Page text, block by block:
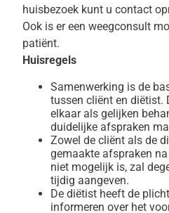
huisbezoek kunt u contact
Ook is er een weegconsult
patiënt.
Huisregels
Samenwerking is de
tussen cliënt en diëtist.
elkaar als gelijken
duidelijke afspraken
Zowel de cliënt als de
gemaakte afspraken
niet mogelijk is, zal
tijdig aangeven.
De diëtist heeft de
informeren over het